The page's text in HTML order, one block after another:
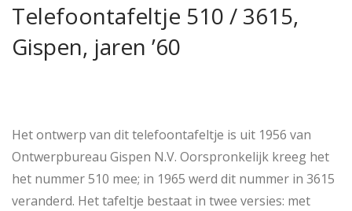
Telefoontafeltje 510 / 3615,
Gispen, jaren ’60
Het ontwerp van dit telefoontafeltje is uit 1956 van
Ontwerpbureau Gispen N.V. Oorspronkelijk kreeg het
het nummer 510 mee; in 1965 werd dit nummer in 3615
veranderd. Het tafeltje bestaat in twee versies: met